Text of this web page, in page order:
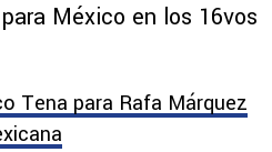
México en los 16vos
Tena para Rafa Márquez